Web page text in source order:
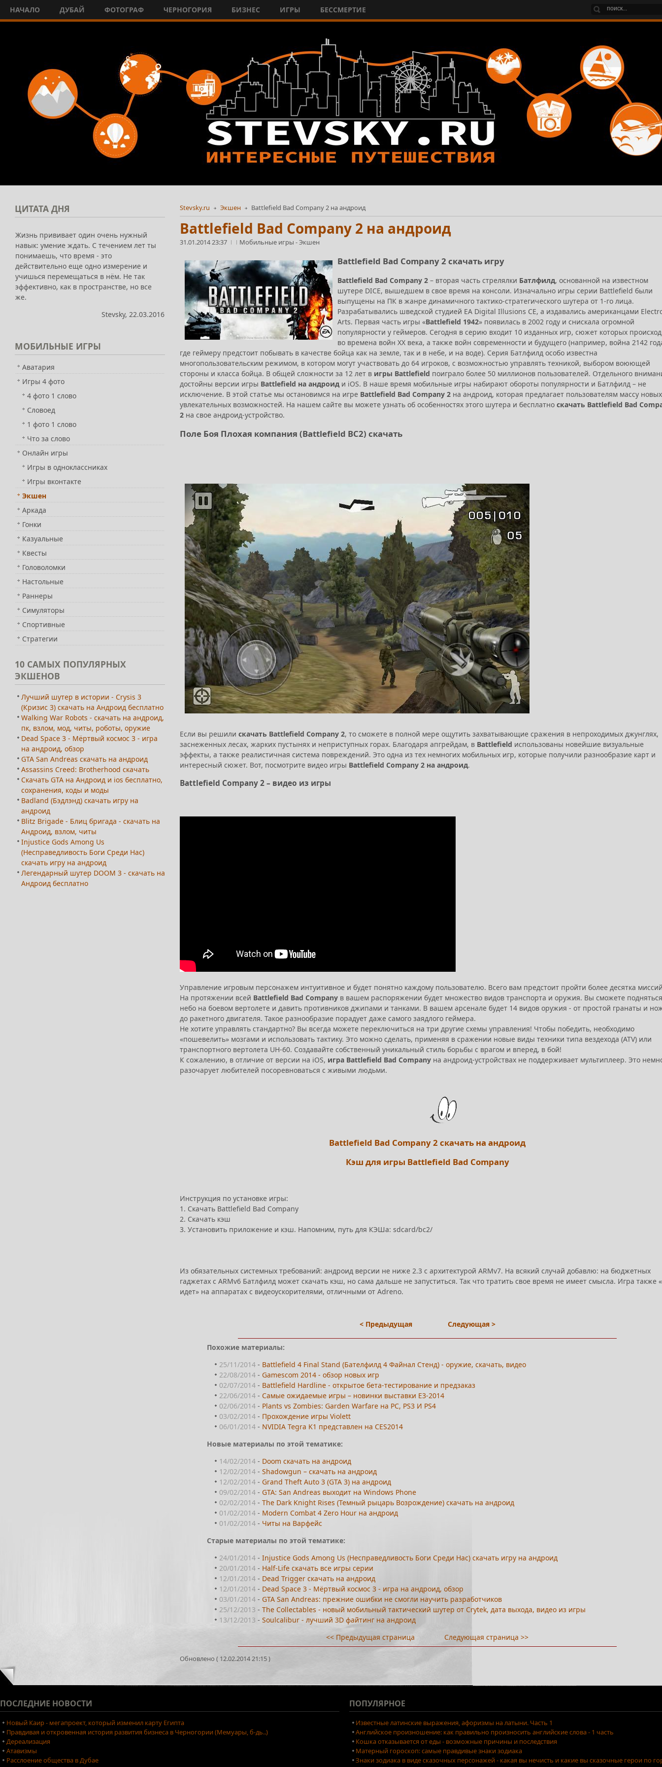
НАЧАЛО ДУБАЙ ФОТОГРАФ ЧЕРНОГОРИЯ БИЗНЕС ИГРЫ БЕССМЕРТИЕ
Stevsky.ru Экшен Battlefield Bad Company 2 на андроид
Battlefield Bad Company 2 на андроид
31.01.2014 23:37 Мобильные игры -Экшен
Battlefield Bad Company 2 скачать игру
Battlefield Bad Company 2 – вторая часть стрелялки Батлфилд, основанной на известном
шутере DICE, вышедшем в свое время на консоли. Изначально игры серии Battlefield были
выпущены на ПК в жанре динамичного тактико-стратегического шутера от 1-го лица.
Разрабатывались шведской студией EA Digital Illusions CE, а издавались американцами
Arts. Первая часть игры «Battlefield 1942» появилась в 2002 году и снискала огромной
популярности у геймеров. Сегодня в серию входит 10 изданных игр, сюжет которых
во времена войн XX века, а также войн современности и будущего (например, война 2142
где геймеру предстоит побывать в качестве бойца как на земле, так и в небе, и на воде). Серия Батлфилд особо известна
многопользовательским режимом, в котором могут участвовать до 64 игроков, с возможностью управлять техникой, выбором воюющей
стороны и класса бойца. В общей сложности за 12 лет в игры Battlefield поиграло более 50 миллионов пользователей. Отдельного
достойны версии игры Battlefield на андроид и iOS. В наше время мобильные игры набирают обороты популярности и Батлфилд – не
исключение. В этой статье мы остановимся на игре Battlefield Bad Company 2 на андроид, которая предлагает пользователям массу
увлекательных возможностей. На нашем сайте вы можете узнать об особенностях этого шутера и бесплатно скачать Battlefield Bad
2 на свое андроид-устройство.
Поле Боя Плохая компания (Battlefield BC2) скачать
Если вы решили скачать Battlefield Company 2, то сможете в полной мере ощутить захватывающие сражения в непроходимых джунглях,
заснеженных лесах, жарких пустынях и неприступных горах. Благодаря апгрейдам, в Battlefield использованы новейшие визуальные
эффекты, а также реалистичная система повреждений. Это одна из тех немногих мобильных игр, которые получили разнообразие карт и
интересный сюжет. Вот, посмотрите видео игры Battlefield Company 2 на андроид.
Battlefield Company 2 – видео из игры
Управление игровым персонажем интуитивное и будет понятно каждому пользователю. Всего вам предстоит пройти более десятка
На протяжении всей Battlefield Bad Company в вашем распоряжении будет множество видов транспорта и оружия. Вы сможете
небо на боевом вертолете и давить противников джипами и танками. В вашем арсенале будет 14 видов оружия - от простой гранаты и
до ракетного двигателя. Такое разнообразие порадует даже самого заядлого геймера.
Не хотите управлять стандартно? Вы всегда можете переключиться на три другие схемы управления! Чтобы победить, необходимо
«пошевелить» мозгами и использовать тактику. Это можно сделать, применяя в сражении новые виды техники типа вездехода (ATV) или
транспортного вертолета UH-60. Создавайте собственный уникальный стиль борьбы с врагом и вперед, в бой!
К сожалению, в отличие от версии на iOS, игра Battlefield Bad Company на андроид-устройствах не поддерживает мультиплеер. Это
разочарует любителей посоревноваться с живыми людьми.
Battlefield Bad Company 2 скачать на андроид
Кэш для игры Battlefield Bad Company
Инструкция по установке игры:
1. Скачать Battlefield Bad Company
2. Скачать кэш
3. Установить приложение и кэш. Напомним, путь для КЭШа: sdcard/bc2/
Из обязательных системных требований: андроид версии не ниже 2.3 с архитектурой ARMv7. На всякий случай добавлю: на бюджетных
гаджетах с ARMv6 Батлфилд может скачать кэш, но сама дальше не запуститься. Так что тратить свое время не имеет смысла. Игра также
идет» на аппаратах с видеоускорителями, отличными от Adreno.
< Предыдущая Следующая >
Похожие материалы:
25/11/2014 - Battlefield 4 Final Stand (Бателфилд 4 Файнал Стенд) - оружие, скачать, видео
22/08/2014 - Gamescom 2014 - обзор новых игр
02/07/2014 - Battlefield Hardline - открытое бета-тестирование и предзаказ
22/06/2014 - Самые ожидаемые игры – новинки выставки E3-2014
02/06/2014 - Plants vs Zombies: Garden Warfare на PC, PS3 И PS4
03/02/2014 - Прохождение игры Violett
06/01/2014 - NVIDIA Tegra K1 представлен на CES2014
Новые материалы по этой тематике:
14/02/2014 - Doom скачать на андроид
12/02/2014 -Shadowgun – скачать на андроид
12/02/2014 - Grand Theft Auto 3 (GTA 3) на андроид
09/02/2014 - GTA: San Andreas выходит на Windows Phone
02/02/2014 -The Dark Knight Rises (Темный рыцарь Возрождение) скачать на андроид
01/02/2014 - Modern Combat 4 Zero Hour на андроид
01/02/2014 - Читы на Варфейс
Старые материалы по этой тематике:
24/01/2014 -Injustice Gods Among Us (Несправедливость Боги Среди Нас) скачать игру на андроид
20/01/2014 - Half-Life скачать все игры серии
12/01/2014 - Dead Trigger скачать на андроид
12/01/2014 - Dead Space 3 - Мёртвый космос 3 - игра на андроид, обзор
03/01/2014 - GTA San Andreas: прежние ошибки не смогли научить разработчиков
25/12/2013 -The Collectables - новый мобильный тактический шутер от Crytek, дата выхода, видео из игры
13/12/2013 -Soulcalibur - лучший 3D файтинг на андроид
<< Предыдущая страница
Следующая страница >>
Обновлено ( 12.02.2014 21:15 )
ЦИТАТА ДНЯ
Жизнь прививает один очень нужный
навык: умение ждать. С течением лет ты
понимаешь, что время - это
действительно еще одно измерение и
учишься перемещаться в нём. Не так
эффективно, как в пространстве, но все
же.
Stevsky, 22.03.2016
МОБИЛЬНЫЕ ИГРЫ
Аватария
Игры 4 фото
4 фото 1 слово
Словоед
1 фото 1 слово
Что за слово
Онлайн игры
Игры в одноклассниках
Игры вконтакте
Экшен
Аркада
Гонки
Казуальные
Квесты
Головоломки
Настольные
Раннеры
Симуляторы
Спортивные
Стратегии
10 САМЫХ ПОПУЛЯРНЫХ
ЭКШЕНОВ
Лучший шутер в истории - Crysis 3
(Кризис 3) скачать на Андроид бесплатно
Walking War Robots - скачать на андроид,
пк, взлом, мод, читы, роботы, оружие
Dead Space 3 - Мёртвый космос 3 - игра
на андроид, обзор
GTA San Andreas скачать на андроид
Assassins Creed: Brotherhood скачать
Скачать GTA на Андроид и ios бесплатно,
сохранения, коды и моды
Badland (Бэдлэнд) скачать игру на
андроид
Blitz Brigade - Блиц бригада - скачать на
Андроид, взлом, читы
Injustice Gods Among Us
(Несправедливость Боги Среди Нас)
скачать игру на андроид
Легендарный шутер DOOM 3 - скачать на
Андроид бесплатно
ПОСЛЕДНИЕ НОВОСТИ
Новый Каир - мегапроект, который изменил карту Египта
Правдивая и откровенная история развития бизнеса в Черногории (Мемуары, б-дь..)
Дереализация
Атавизмы
Расслоение общества в Дубае
ПОПУЛЯРНОЕ
Известные латинские выражения, афоризмы на латыни. Часть 1
Английское произношение: как правильно произносить английские слова - 1 часть
Кошка отказывается от еды - возможные причины и последствия
Матерный гороскоп: самые правдивые знаки зодиака
Знаки зодиака в виде сказочных персонажей - какая вы нечисть и какие вы сказочные герои по